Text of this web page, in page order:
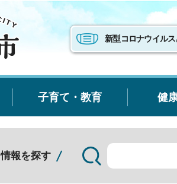
新型コロナウイル
子育て・教育 健
情報を探す